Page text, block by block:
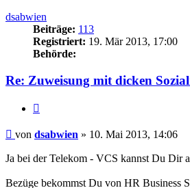
dsabwien
Beiträge: 113
Registriert: 19. Mär 2013, 17:00
Behörde:
Re: Zuweisung mit dicken
Beitrag
von dsabwien » 10. Mai 2013, 14:06
Ja bei der Telekom - VCS kannst Du Dir
Bezüge bekommst Du von HR Business